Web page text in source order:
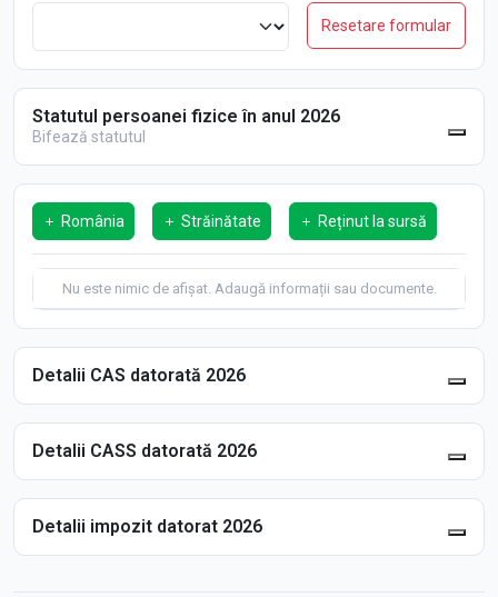
Resetare formular
Statutul persoanei fizice în anul 2026
Bifează statutul
România Străinătate Reținut la sursă
Nu este nimic de afișat. Adaugă informații sau documente.
Detalii CAS datorată 2026
Detalii CASS datorată 2026
Detalii impozit datorat 2026